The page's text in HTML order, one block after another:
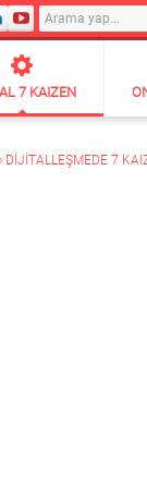
7 KAIZEN
DİJİTALLEŞMEDE 7